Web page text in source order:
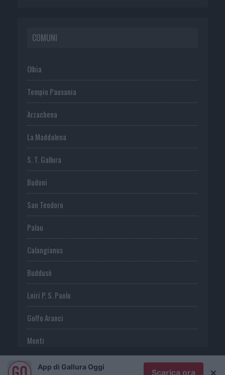
COMUNI
Olbia
Tempio Pausania
Arzachena
La Maddalena
S. T. Gallura
Budoni
San Teodoro
Palau
Calangianus
Buddusò
Loiri P. S. Paolo
Golfo Aranci
Monti
TeltiApp di Gallura Oggi
Scarica ora